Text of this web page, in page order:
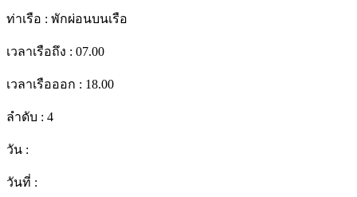
ท่าเรือ : พักผ่อนบนเรือ
เวลาเรือถึง : 07.00
เวลาเรือออก : 18.00
ลำดับ : 4
วัน :
วันที่ :